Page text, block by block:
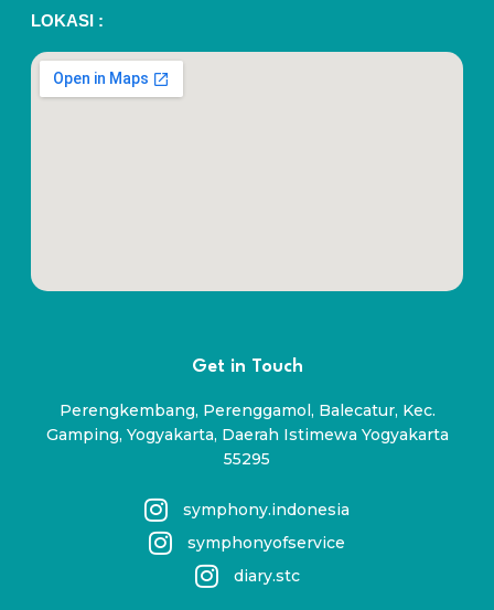
LOKASI :
Get in Touch
Perengkembang, Perenggamol, Balecatur, Kec.
Gamping, Yogyakarta, Daerah Istimewa Yogyakarta
55295
symphony.indonesia
symphonyofservice
diary.stc